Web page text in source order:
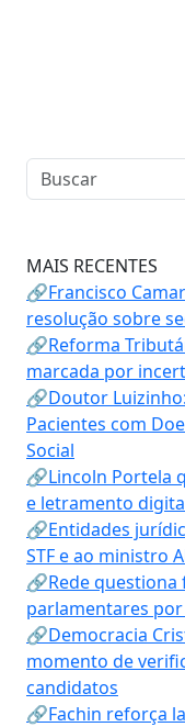
MAIS RECENTES
🔗Francisco
resolução sobre
🔗Reforma
marcada por
🔗Doutor
Pacientes com
Social
🔗Lincoln Portela
e letramento
🔗Entidades
STF e ao ministro
🔗Rede questiona
parlamentares
🔗Democracia
momento de
candidatos
🔗Fachin reforça